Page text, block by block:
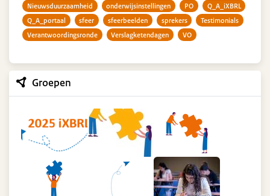
Nieuwsduurzaamheid
onderwijsinstellingen PO
Q_A_iXBRL
Q_A_portaal
sfeer sfeerbeelden sprekers
Testimonials
Verantwoordingsronde
Verslagketendagen VO
Groepen